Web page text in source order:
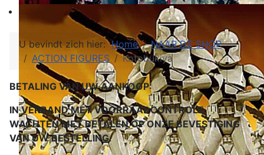
U bevindt zich hier:Home
NAAR DE SHOP
ACTION FIGURES
Kotobukiya
BETALING VAN UW AANKOOP:
IN VERBAND MET VOORRAADCONTROLE
WACHTEN MET BETALEN OP ONZE BEVESTIGING
VAN UW BESTELLING.